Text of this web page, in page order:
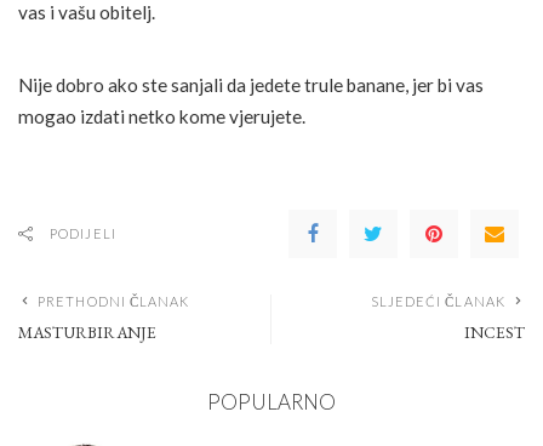
vas i vašu obitelj.
Nije dobro ako ste sanjali da jedete trule banane, jer bi vas
mogao izdati netko kome vjerujete.
PODIJELI
PRETHODNI ČLANAK
MASTURBIRANJE
SLJEDEĆI ČLANAK
INCEST
POPULARNO